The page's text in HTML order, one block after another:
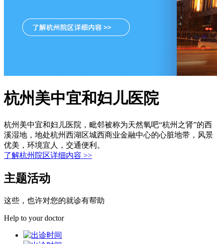
杭州美中宜和妇儿医院
杭州美中宜和妇儿医院，毗邻被称为天然氧吧“杭州之肾”的西
溪湿地，地处杭州西湖区城西商业金融中心的心脏地带，风景
优美，环境宜人，交通便利。
了解杭州院区详细内容 >>
主题活动
这些，也许对您的就诊有帮助
Help to your doctor